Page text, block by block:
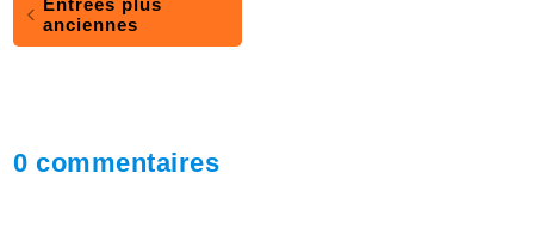
Entrées plus
anciennes
0 commentaires